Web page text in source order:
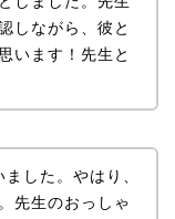
しながら、彼と
います！先生と
した。やはり、
先生のおっしゃ